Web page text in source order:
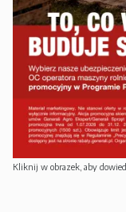
Kliknij w obrazek, aby